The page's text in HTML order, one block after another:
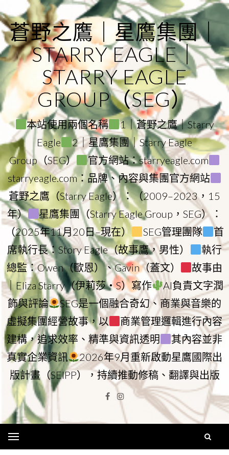
to
content
蒼野之鷹｜星鷹集團｜
STARRY EAGLE｜
STARRY EAGLE
GROUP（SEG）
本站使用兩個名稱
1｜蒼野之鷹｜Starry
Eagle
2｜星鷹集團｜Starry Eagle
Group（SEG）
官方網站：starryeagle.com
starryeagle.com：品牌、內容與集團官方網站
蒼野之鷹（Starry Eagle）：（2009–2023，15
年）
星鷹集團（Starry Eagle Group，SEG）：
（2025年11月20日–現在）
SEG管理團隊
首
席執行長：Story Eagle（故事鷹，男性）
執行
總監：Owen（歐恩）、Gavin（蓋文）
故事由
｜Eliza Starry（伊莉莎・S）寫作
AI負責文字潤
飾與評論
SEG是一個融合奇幻、商業與音樂的
虛擬集團經營故事，以
商業管理邏輯進行內容
建構，追求效率、精準與資訊透明
其內容並非
真實企業資訊
2026年9月重新啟動星鷹國際出
版計畫（SEIPP），持續推動修稿、翻譯與出版
Facebook
Instagram